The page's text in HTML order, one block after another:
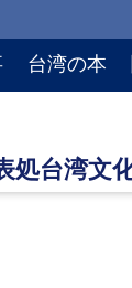
台湾の本